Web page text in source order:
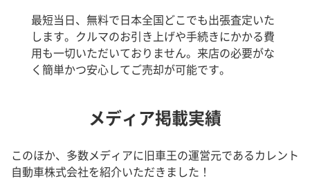
最短当日、無料で日本全国どこでも出張査定いた
します。クルマのお引き上げや手続きにかかる費
用も一切いただいておりません。来店の必要がな
く簡単かつ安心してご売却が可能です。
メディア掲載実績
このほか、多数メディアに旧車王の運営元であるカレント
自動車株式会社を紹介いただきました！